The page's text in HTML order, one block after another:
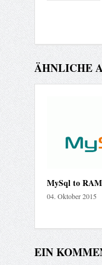
ÄHNLICHE
MySql to RAM
04. Oktober 2015
EIN